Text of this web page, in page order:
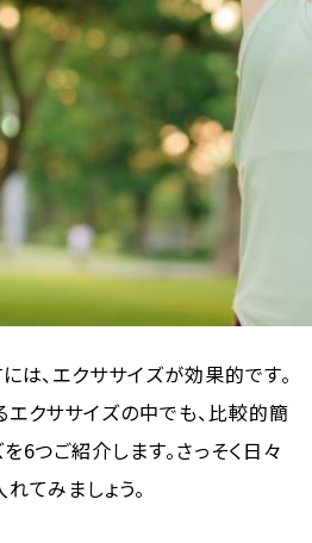
は、エクササイズが効果的です。
クササイズの中でも、比較的簡
6つご紹介します。さっそく日々
てみましょう。